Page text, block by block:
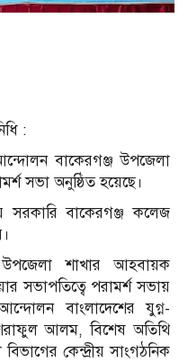
:
বাকেরগঞ্জ উপজেলা
সভা অনুষ্ঠিত হয়েছে।
বাকেরগঞ্জ কলেজ
শাখার আহবায়ক
সভাপতিত্বে পরামর্শ সভায়
বাংলাদেশের যুগ্ন-
আলম, বিশেষ অতিথি
কেন্দ্রীয় সাংগঠনিক